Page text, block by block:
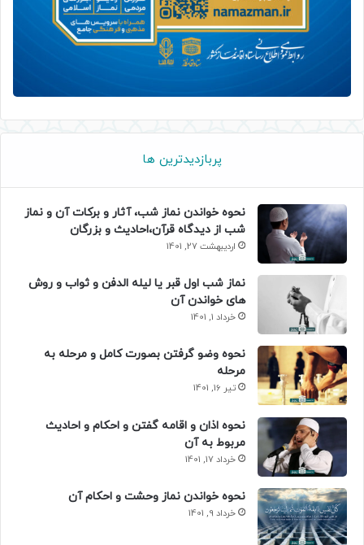
پربازدیدترین ها
نحوه خواندن نماز شب، آثار و برکات آن و نماز
شب از دیدگاه قرآن،احادیث و بزرگان
اردیبهشت 27, 1401
نماز شب اول قبر یا لیله الدفن و ثواب و روش
های خواندن آن
خرداد 1, 1401
نحوه وضو گرفتن بصورت کامل و مرحله به
مرحله
تیر 16, 1401
نحوه اذان و اقامه گفتن و احکام و احادیث
مربوط به آن
خرداد 17, 1401
نحوه خواندن نماز وحشت و احکام آن
خرداد 9, 1401